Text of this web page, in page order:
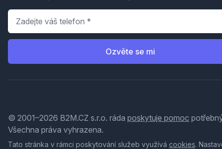
Telefon
Ozvěte se mi
© 2001–2026 B2M.CZ s.r.o. ráda poskytuje pomoc
Všechna práva vyhrazena.
Tato stránka v rámci poskytování služeb využívá cookies.